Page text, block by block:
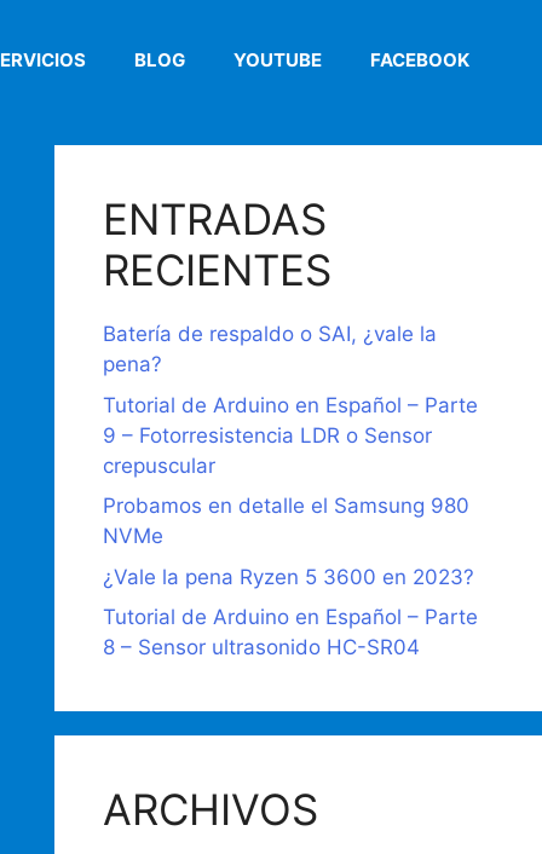
BLOG YOUTUBE FACEBOOK
ENTRADAS
RECIENTES
Batería de respaldo o SAI, ¿vale la
pena?
Tutorial de Arduino en Español – Parte
9 – Fotorresistencia LDR o Sensor
crepuscular
Probamos en detalle el Samsung 980
NVMe
¿Vale la pena Ryzen 5 3600 en 2023?
Tutorial de Arduino en Español – Parte
8 – Sensor ultrasonido HC-SR04
ARCHIVOS